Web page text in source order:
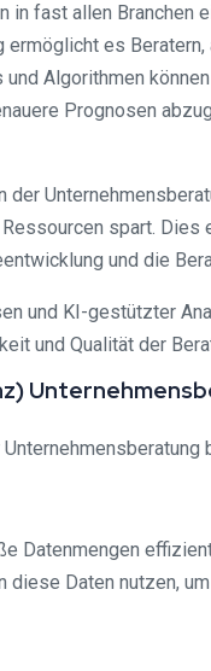
fast allen Branchen
ermöglicht es
Algorithmen
Prognosen
spart.
und die
und KI-gestützter
und Qualität der
Datenmengen
diese Daten nutzen,